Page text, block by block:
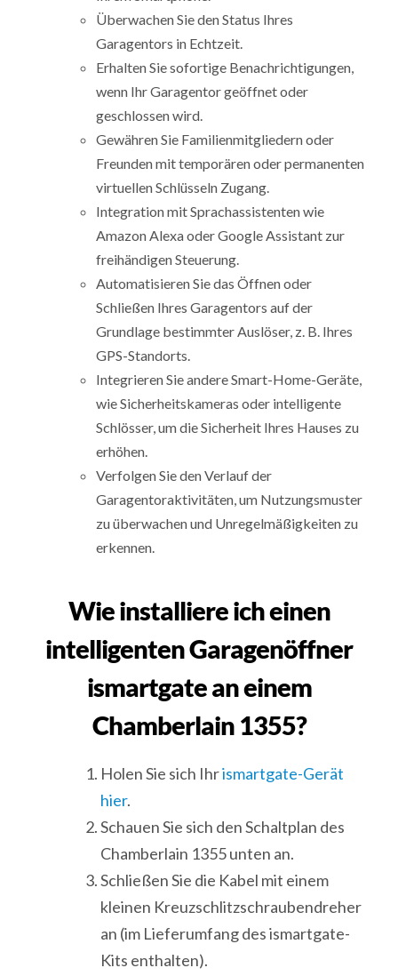
Überwachen Sie den Status Ihres
Garagentors in Echtzeit.
Erhalten Sie sofortige Benachrichtigungen,
wenn Ihr Garagentor geöffnet oder
geschlossen wird.
Gewähren Sie Familienmitgliedern oder
Freunden mit temporären oder permanenten
virtuellen Schlüsseln Zugang.
Integration mit Sprachassistenten wie
Amazon Alexa oder Google Assistant zur
freihändigen Steuerung.
Automatisieren Sie das Öffnen oder
Schließen Ihres Garagentors auf der
Grundlage bestimmter Auslöser, z. B. Ihres
GPS-Standorts.
Integrieren Sie andere Smart-Home-Geräte,
wie Sicherheitskameras oder intelligente
Schlösser, um die Sicherheit Ihres Hauses zu
erhöhen.
Verfolgen Sie den Verlauf der
Garagentoraktivitäten, um Nutzungsmuster
zu überwachen und Unregelmäßigkeiten zu
erkennen.
Wie installiere ich einen
intelligenten Garagenöffner
ismartgate an einem
Chamberlain 1355?
Holen Sie sich Ihrismartgate-Gerät
hier.
Schauen Sie sich den Schaltplan des
Chamberlain 1355 unten an.
Schließen Sie die Kabel mit einem
kleinen Kreuzschlitzschraubendreher
an (im Lieferumfang des ismartgate-
Kits enthalten).